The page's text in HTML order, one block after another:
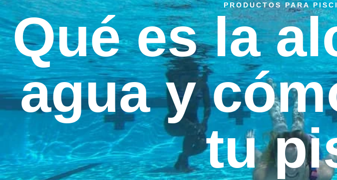
PRODUCTOS PARA
Qué es la
agua y
tu